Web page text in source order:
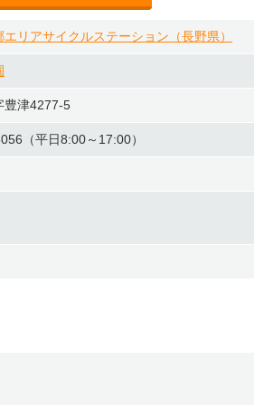
リアサイクルステーション（長野県）
豊津4277-5
（平日8:00～17:00）